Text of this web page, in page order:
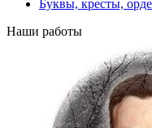
Буквы, кресты,
Наши работы